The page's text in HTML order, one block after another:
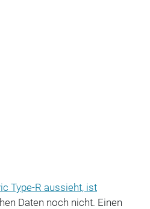
Type-R aussieht, ist
Daten noch nicht. Einen